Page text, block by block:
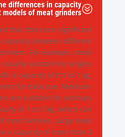
?
differences in capacity
of meat grinders?
that there are significant
capacity between different
For example, small
usually suitable for singles
a capacity of 0.5 to 1 kg,
for daily use. Medium-
are suitable for ordinary
of 1 to 3 kg, which can
most families. Large meat
a capacity of more than 3